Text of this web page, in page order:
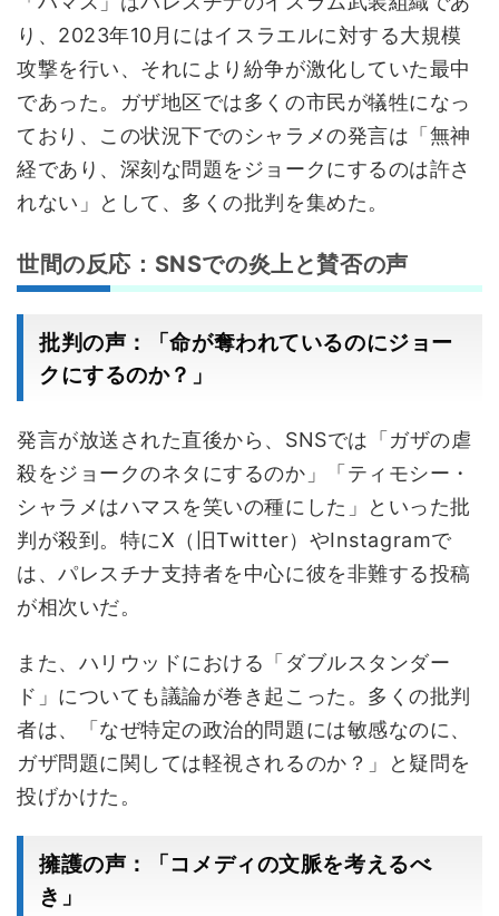
り、2023年10月にはイスラエルに対する大規模
攻撃を行い、それにより紛争が激化していた最中
であった。ガザ地区では多くの市民が犠牲になっ
ており、この状況下でのシャラメの発言は「無神
経であり、深刻な問題をジョークにするのは許さ
れない」として、多くの批判を集めた。
世間の反応：SNSでの炎上と賛否の声
批判の声：「命が奪われているのにジョー
クにするのか？」
発言が放送された直後から、SNSでは「ガザの虐
殺をジョークのネタにするのか」「ティモシー・
シャラメはハマスを笑いの種にした」といった批
判が殺到。特にX（旧Twitter）やInstagramで
は、パレスチナ支持者を中心に彼を非難する投稿
が相次いだ。
また、ハリウッドにおける「ダブルスタンダー
ド」についても議論が巻き起こった。多くの批判
者は、「なぜ特定の政治的問題には敏感なのに、
ガザ問題に関しては軽視されるのか？」と疑問を
投げかけた。
擁護の声：「コメディの文脈を考えるべ
き」